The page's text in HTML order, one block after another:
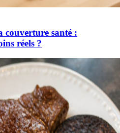
couverture santé :
réels ?